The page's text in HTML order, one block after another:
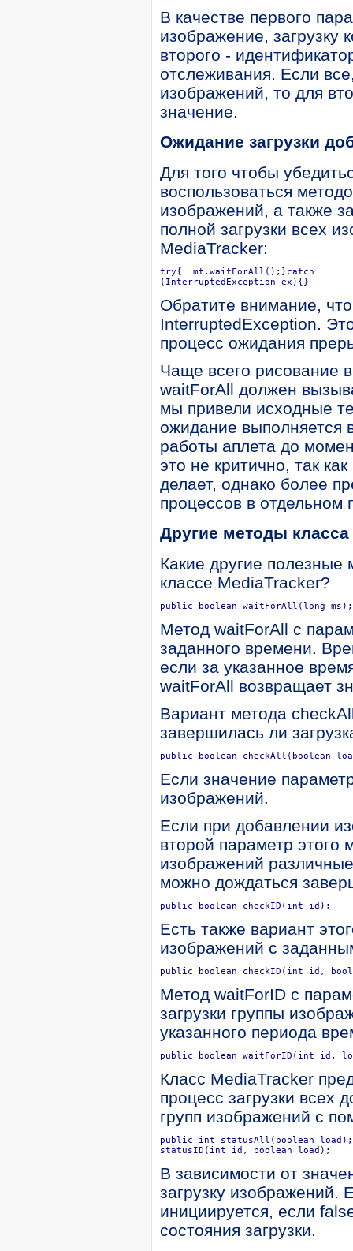
В качестве первого
изображение, загрузку
второго -
отслеживания. Если
изображений, то для
значение.
Ожидание загрузки
Для того чтобы
воспользоваться
изображений, а также
полной загрузки всех
MediaTracker:
try{  mt.waitForAll();}catch
(InterruptedException ex){}
Обратите внимание,
InterruptedException.
процесс ожидания
Чаще всего рисование
waitForAll должен
мы привели исходные
ожидание выполняется
работы аплета до
это не критично, так
делает, однако более
процессов в отдельном
Другие методы
Какие другие
классе MediaTracker?
public boolean waitForAll(long ms);
Метод waitForAll с
заданного времени.
если за указанное
waitForAll возвращает
Вариант метода
завершилась ли
public boolean checkAll(boolean
Если значение
изображений.
Если при добавлении
второй параметр этого
изображений
можно дождаться
public boolean checkID(int id);
Есть также вариант
изображений с
public boolean checkID(int id,
Метод waitForID с
загрузки группы
указанного периода
public boolean waitForID(int id,
Класс MediaTracker
процесс загрузки всех
групп изображений с
public int statusAll(boolean
statusID(int id, boolean load);
В зависимости от
загрузку изображений.
инициируется, если
состояния загрузки.